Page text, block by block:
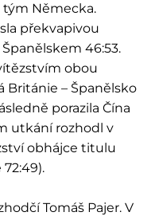
tým Německa.
překvapivou
46:53.
obou
Británie – Španělsko
porazila Čína
utkání rozhodl v
obhájce titulu
Tomáš Pajer. V